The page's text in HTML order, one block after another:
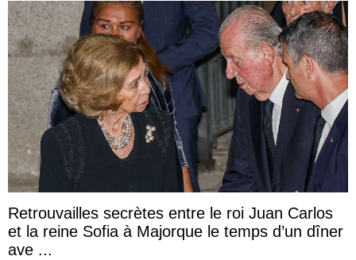
Retrouvailles secrètes entre le roi Juan Carlos
et la reine Sofia à Majorque le temps d’un dîner
ave ...